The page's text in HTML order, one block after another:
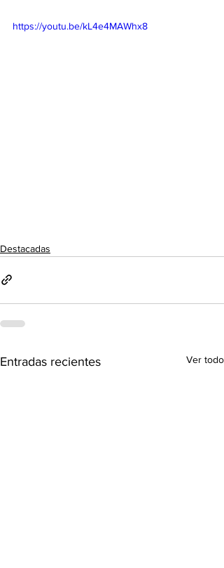
https://youtu.be/kL4e4MAWhx8
Destacadas
Entradas recientes Ver todo